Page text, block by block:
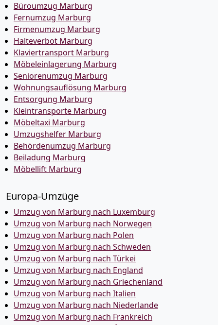
Büroumzug Marburg
Fernumzug Marburg
Firmenumzug Marburg
Halteverbot Marburg
Klaviertransport Marburg
Möbeleinlagerung Marburg
Seniorenumzug Marburg
Wohnungsauflösung Marburg
Entsorgung Marburg
Kleintransporte Marburg
Möbeltaxi Marburg
Umzugshelfer Marburg
Behördenumzug Marburg
Beiladung Marburg
Möbellift Marburg
Europa-Umzüge
Umzug von Marburg nach Luxemburg
Umzug von Marburg nach Norwegen
Umzug von Marburg nach Polen
Umzug von Marburg nach Schweden
Umzug von Marburg nach Türkei
Umzug von Marburg nach England
Umzug von Marburg nach Griechenland
Umzug von Marburg nach Italien
Umzug von Marburg nach Niederlande
Umzug von Marburg nach Frankreich